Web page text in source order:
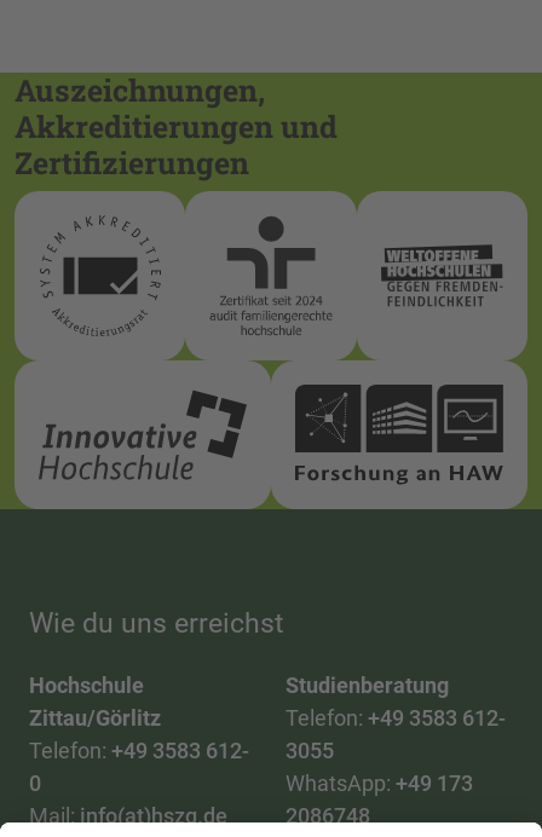
Auszeichnungen,
Akkreditierungen und
Zertifizierungen
Wie du uns erreichst
Hochschule
Zittau/Görlitz
Telefon: +49 3583 612-
0
Mail: info(at)hszg.de
Studienberatung
Telefon: +49 3583 612-
3055
WhatsApp: +49 173
2086748